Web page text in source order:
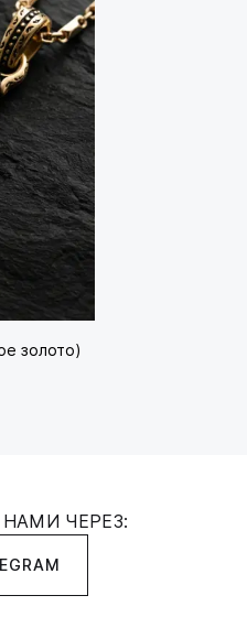
золото)
ЧЕРЕЗ: